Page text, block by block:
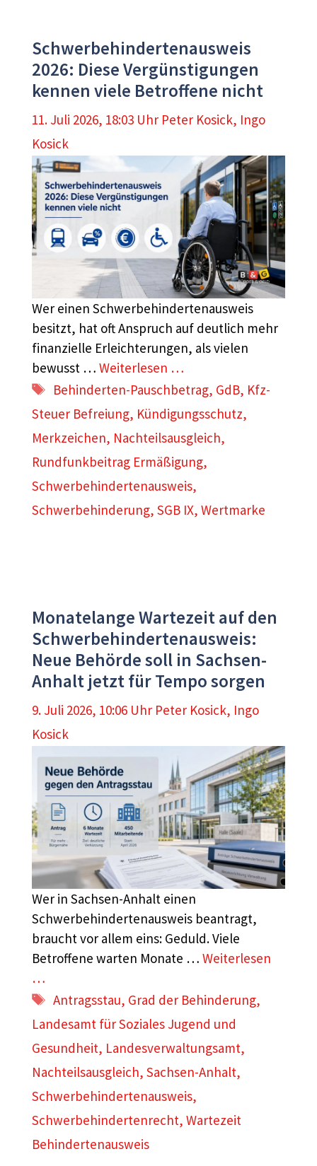
Schwerbehindertenausweis
2026: Diese Vergünstigungen
kennen viele Betroffene nicht
11. Juli 2026, 18:03 Uhr Peter Kosick, Ingo
Kosick
Wer einen Schwerbehindertenausweis
besitzt, hat oft Anspruch auf deutlich mehr
finanzielle Erleichterungen, als vielen
bewusst … Weiterlesen …
Schlagwörter
Behinderten-Pauschbetrag, GdB, Kfz-
Steuer Befreiung, Kündigungsschutz,
Merkzeichen, Nachteilsausgleich,
Rundfunkbeitrag Ermäßigung,
Schwerbehindertenausweis,
Schwerbehinderung, SGB IX, Wertmarke
Monatelange Wartezeit auf den
Schwerbehindertenausweis:
Neue Behörde soll in Sachsen-
Anhalt jetzt für Tempo sorgen
9. Juli 2026, 10:06 Uhr Peter Kosick, Ingo
Kosick
Wer in Sachsen-Anhalt einen
Schwerbehindertenausweis beantragt,
braucht vor allem eins: Geduld. Viele
Betroffene warten Monate … Weiterlesen
…
Schlagwörter
Antragsstau, Grad der Behinderung,
Landesamt für Soziales Jugend und
Gesundheit, Landesverwaltungsamt,
Nachteilsausgleich, Sachsen-Anhalt,
Schwerbehindertenausweis,
Schwerbehindertenrecht, Wartezeit
Behindertenausweis